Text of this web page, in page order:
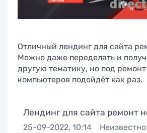
Отличный лендинг для сайта
Можно даже переделать и
другую тематику, но под
компьютеров подойдёт как раз.
Лендинг для сайта ремонт
25-09-2022, 10:14 Неизвестно